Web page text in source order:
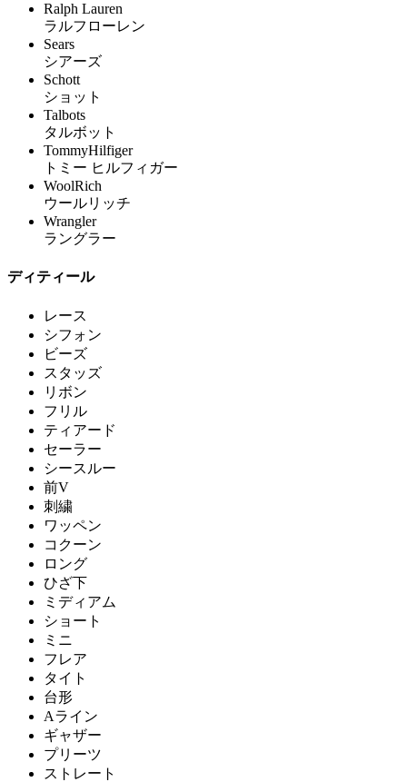
Ralph Lauren
ラルフローレン
Sears
シアーズ
Schott
ショット
Talbots
タルボット
TommyHilfiger
トミー ヒルフィガー
WoolRich
ウールリッチ
Wrangler
ラングラー
ディティール
レース
シフォン
ビーズ
スタッズ
リボン
フリル
ティアード
セーラー
シースルー
前V
刺繍
ワッペン
コクーン
ロング
ひざ下
ミディアム
ショート
ミニ
フレア
タイト
台形
Aライン
ギャザー
プリーツ
ストレート